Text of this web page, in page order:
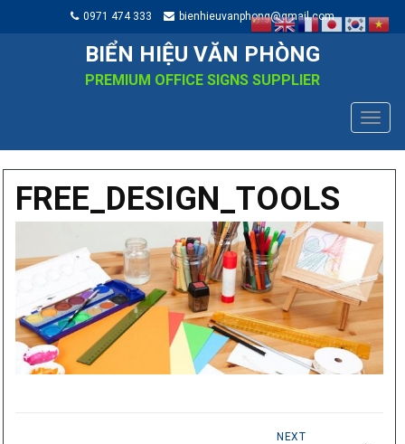
0971 474 333 bienhieuvanphong@gmail.com
BIỂN HIỆU VĂN PHÒNG
PREMIUM OFFICE SIGNS SUPPLIER
FREE_DESIGN_TOOLS
NEXT